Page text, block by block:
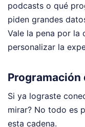
podcasts o qué
piden grandes
Vale la pena por la
personalizar la
Programación
Si ya lograste
mirar? No todo es
esta cadena.